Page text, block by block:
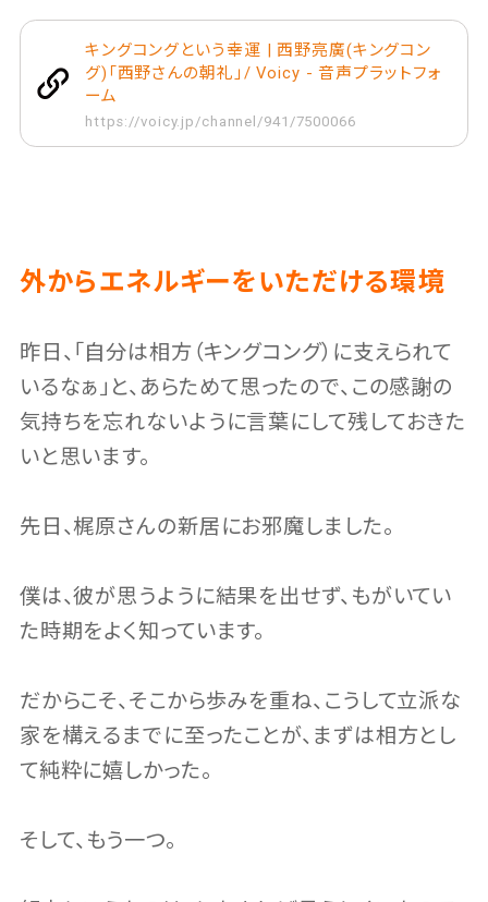
キングコングという幸運 | 西野亮廣(キングコン
グ)「西野さんの朝礼」/ Voicy - 音声プラットフォ
ーム
https://voicy.jp/channel/941/7500066
外からエネルギーをいただける環境
昨日、「自分は相方（キングコング）に支えられて
いるなぁ」と、あらためて思ったので、この感謝の
気持ちを忘れないように言葉にして残しておきた
いと思います。
先日、梶原さんの新居にお邪魔しました。
僕は、彼が思うように結果を出せず、もがいてい
た時期をよく知っています。
だからこそ、そこから歩みを重ね、こうして立派な
家を構えるまでに至ったことが、まずは相方とし
て純粋に嬉しかった。
そして、もう一つ。